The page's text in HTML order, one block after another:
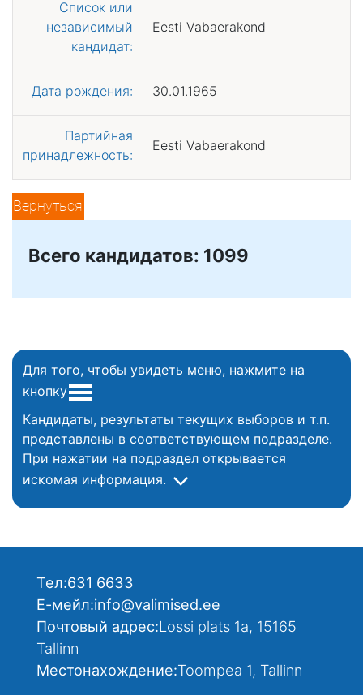
Список или
независимый
кандидат:
Eesti Vabaerakond
Дата рождения: 30.01.1965
Партийная
принадлежность:
Eesti Vabaerakond
Вернуться
Всего кандидатов: 1099
Для того, чтобы увидеть меню, нажмите на
кнопку
Кандидаты, результаты текущих выборов и т.п.
представлены в соответствующем подразделе.
При нажатии на подраздел открывается
искомая информация.
Тел:631 6633
Е-мейл:info@valimised.ee
Почтовый адрес:Lossi plats 1a, 15165
Tallinn
Местонахождение:Toompea 1, Tallinn